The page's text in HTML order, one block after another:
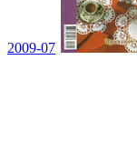
2009-07